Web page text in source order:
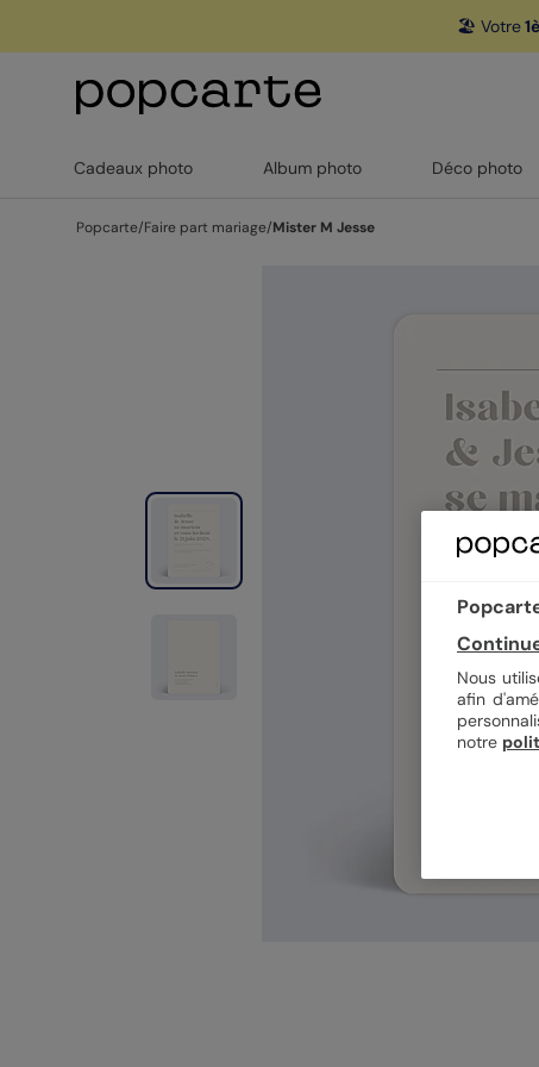
🏖️ Votre
Cadeaux photo Album photo Déco photo
Popcarte/Faire part mariage/Mister M Jesse
Nous
afin
notre